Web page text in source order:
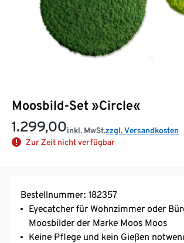
Moosbild-Set »Circle«
1.299,00inkl. MwSt.zzgl. Versandkosten
Zur Zeit nicht verfügbar
Bestellnummer: 182357
Eyecatcher für Wohnzimmer oder
Moosbilder der Marke Moos Moos
Keine Pflege und kein Gießen